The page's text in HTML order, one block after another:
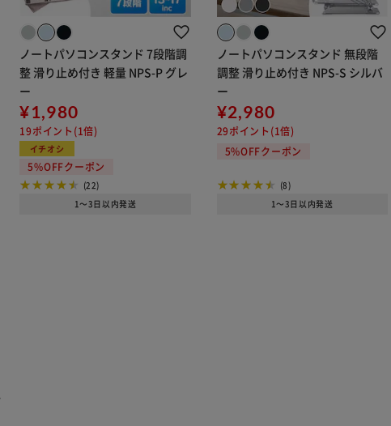
ノートパソコンスタンド 7段階調
整 滑り止め付き 軽量 NPS-P グレ
ー
¥1,980
19ポイント(1倍)
イチオシ
5%OFFクーポン
(22)
1～3日以内発送
ノートパソコンスタンド 無段階
調整 滑り止め付き NPS-S シルバ
ー
¥2,980
29ポイント(1倍)
5%OFFクーポン
(8)
1～3日以内発送